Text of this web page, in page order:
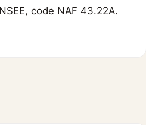
code NAF 43.22A.